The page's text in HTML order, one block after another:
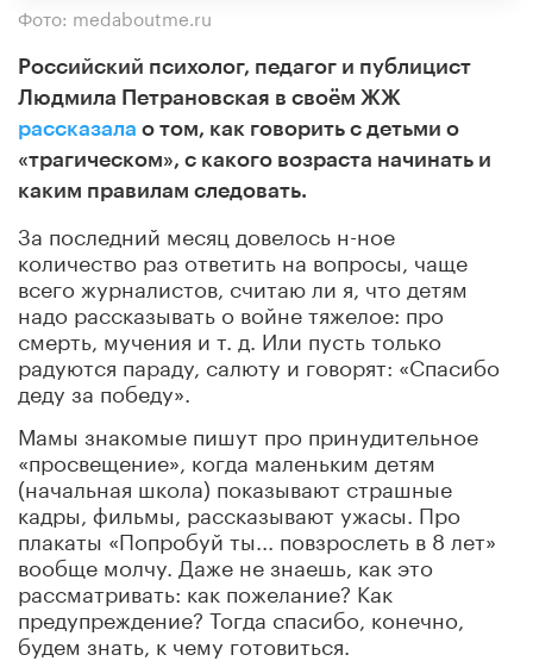
Фото: medaboutme.ru
Российский психолог, педагог и публицист
Людмила Петрановская в своём ЖЖ
рассказала о том, как говорить с детьми о
«трагическом», с какого возраста начинать и
каким правилам следовать.
За последний месяц довелось н-ное
количество раз ответить на вопросы, чаще
всего журналистов, считаю ли я, что детям
надо рассказывать о войне тяжелое: про
смерть, мучения и т. д. Или пусть только
радуются параду, салюту и говорят: «Спасибо
деду за победу».
Мамы знакомые пишут про принудительное
«просвещение», когда маленьким детям
(начальная школа) показывают страшные
кадры, фильмы, рассказывают ужасы. Про
плакаты «Попробуй ты... повзрослеть в 8 лет»
вообще молчу. Даже не знаешь, как это
рассматривать: как пожелание? Как
предупреждение? Тогда спасибо, конечно,
будем знать, к чему готовиться.